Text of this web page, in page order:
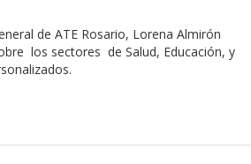
de ATE Rosario, Lorena Almirón
los sectores de Salud, Educación, y